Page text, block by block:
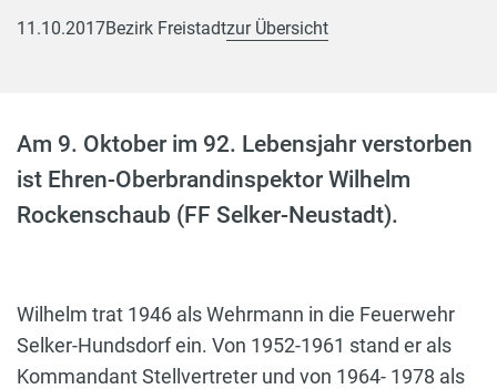
11.10.2017Bezirk Freistadtzur Übersicht
Am 9. Oktober im 92. Lebensjahr verstorben
ist Ehren-Oberbrandinspektor Wilhelm
Rockenschaub (FF Selker-Neustadt).
Wilhelm trat 1946 als Wehrmann in die Feuerwehr
Selker-Hundsdorf ein. Von 1952-1961 stand er als
Kommandant Stellvertreter und von 1964- 1978 als